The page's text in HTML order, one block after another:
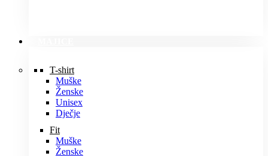
T-shirt
Muške
Ženske
Unisex
Dječje
Fit
Muške
Ženske